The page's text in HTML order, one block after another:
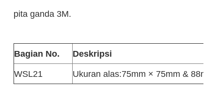
pita ganda 3M.
Bagian No.
Deskripsi
WSL21
Ukuran alas:75mm × 75mm &